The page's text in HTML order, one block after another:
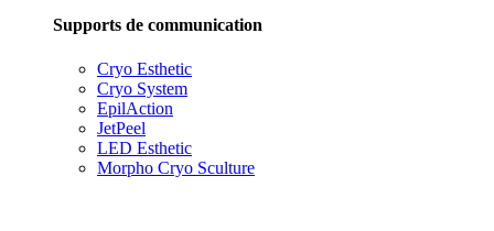
Supports de communication
Cryo Esthetic
Cryo System
EpilAction
JetPeel
LED Esthetic
Morpho Cryo Sculture